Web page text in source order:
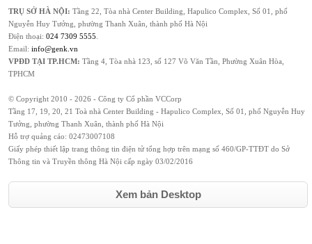
TRỤ SỞ HÀ NỘI: Tầng 22, Tòa nhà Center Building, Hapulico Complex, Số 01, phố
Nguyễn Huy Tưởng, phường Thanh Xuân, thành phố Hà Nội
Điện thoại: 024 7309 5555
Email: info@genk.vn
VPĐD TẠI TP.HCM: Tầng 4, Tòa nhà 123, số 127 Võ Văn Tần, Phường Xuân Hòa,
TPHCM
© Copyright 2010 - 2026 - Công ty Cổ phần VCCorp
Tầng 17, 19, 20, 21 Toà nhà Center Building - Hapulico Complex, Số 01, phố Nguyễn Huy
Tưởng, phường Thanh Xuân, thành phố Hà Nội
Hỗ trợ quảng cáo: 02473007108
Giấy phép thiết lập trang thông tin điện tử tổng hợp trên mạng số 460/GP-TTĐT do Sở
Thông tin và Truyền thông Hà Nội cấp ngày 03/02/2016
Xem bản Desktop